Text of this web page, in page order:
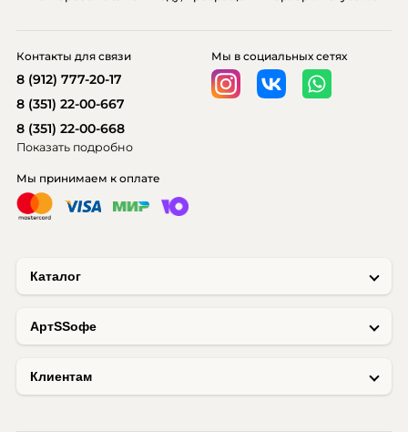
Каталог
AртSSофе
Клиентам
Мы принимаем к оплате
Мы в социальных сетях
Контакты для связи
8 (912) 777-20-17
8 (351) 22-00-667
8 (351) 22-00-668
Показать подробно